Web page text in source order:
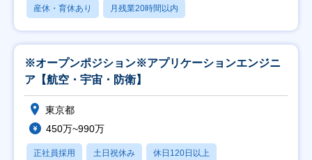
産休・育休あり 月残業20時間以内
※オープンポジション※アプリケーションエンジニ
ア【航空・宇宙・防衛】
東京都
450万~990万
正社員採用 土日祝休み 休日120日以上